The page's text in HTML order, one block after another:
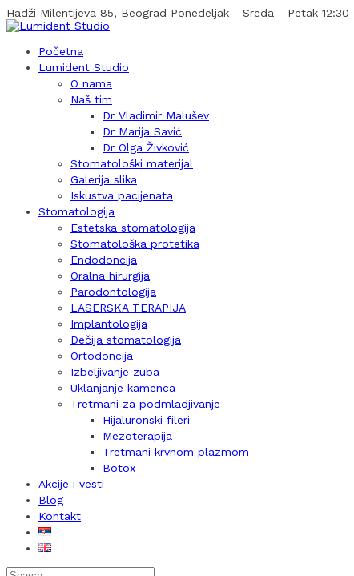
Hadži Milentijeva 85, Beograd Ponedeljak - Sreda - Petak
Početna
Lumident Studio
O nama
Naš tim
Dr Vladimir Malušev
Dr Marija Savić
Dr Olga Živković
Stomatološki materijal
Galerija slika
Iskustva pacijenata
Stomatologija
Estetska stomatologija
Stomatološka protetika
Endodoncija
Oralna hirurgija
Parodontologija
LASERSKA TERAPIJA
Implantologija
Dečija stomatologija
Ortodoncija
Izbeljivanje zuba
Uklanjanje kamenca
Tretmani za podmladjivanje
Hijaluronski fileri
Mezoterapija
Tretmani krvnom plazmom
Botox
Akcije i vesti
Blog
Kontakt